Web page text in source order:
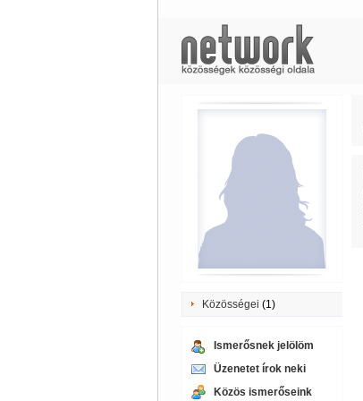
Közösségei (1)
Ismerősnek jelölöm
Üzenetet írok neki
Közös ismerőseink